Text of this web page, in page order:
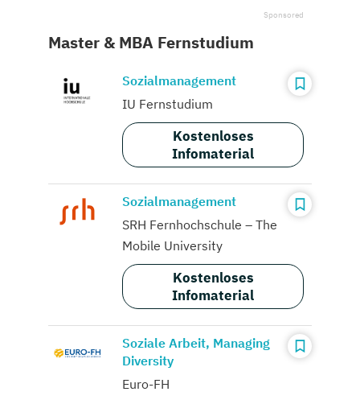
Master & MBA Fernstudium
Sozialmanagement
IU Fernstudium
Kostenloses
Infomaterial
Sozialmanagement
SRH Fernhochschule – The
Mobile University
Kostenloses
Infomaterial
Soziale Arbeit, Managing
Diversity
Euro-FH